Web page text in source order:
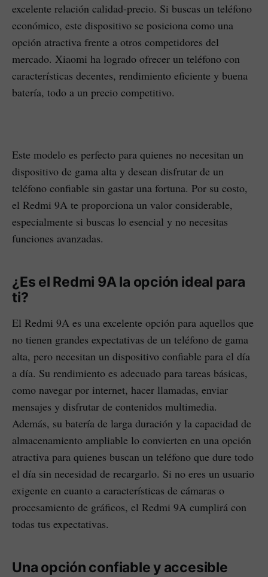
excelente relación calidad-precio. Si buscas un teléfono
económico, este dispositivo se posiciona como una
opción atractiva frente a otros competidores del
mercado. Xiaomi ha logrado ofrecer un teléfono con
características decentes, rendimiento eficiente y buena
batería, todo a un precio competitivo.
Este modelo es perfecto para quienes no necesitan un
dispositivo de gama alta y desean disfrutar de un
teléfono confiable sin gastar una fortuna. Por su costo,
el Redmi 9A te proporciona un valor considerable,
especialmente si buscas lo esencial y no necesitas
funciones avanzadas.
¿Es el Redmi 9A la opción ideal para
ti?
El Redmi 9A es una excelente opción para aquellos que
no tienen grandes expectativas de un teléfono de gama
alta, pero necesitan un dispositivo confiable para el día
a día. Su rendimiento es adecuado para tareas básicas,
como navegar por internet, hacer llamadas, enviar
mensajes y disfrutar de contenidos multimedia.
Además, su batería de larga duración y la capacidad de
almacenamiento ampliable lo convierten en una opción
atractiva para quienes buscan un teléfono que dure todo
el día sin necesidad de recargarlo. Si no eres un usuario
exigente en cuanto a características de cámaras o
procesamiento de gráficos, el Redmi 9A cumplirá con
todas tus expectativas.
Una opción confiable y accesible